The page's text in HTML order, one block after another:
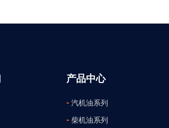
产品中心
-汽机油系列
-柴机油系列